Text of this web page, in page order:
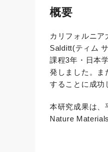
概要
カリフォルニ
Salditt(ティム
課程3年・日本
発しました。ま
することに成功
本研究成果は、
Nature